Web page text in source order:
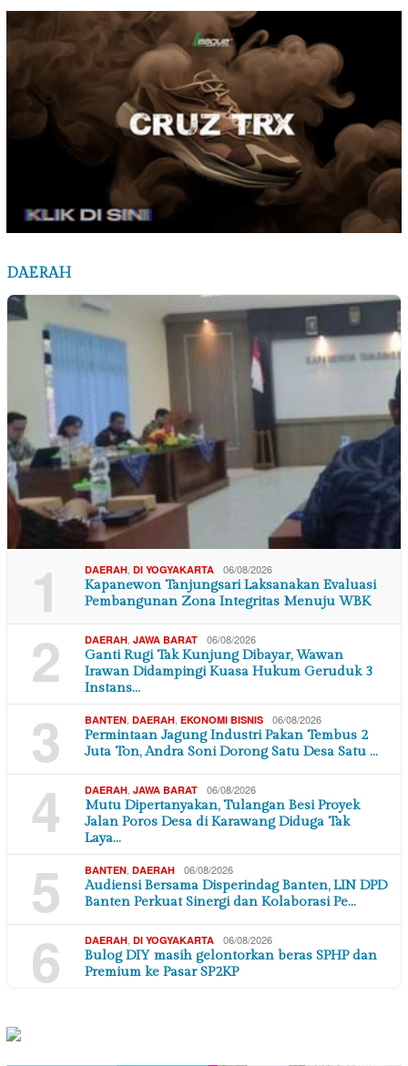
DAERAH
1 DAERAH DI YOGYAKARTA 06/08/2026
Kapanewon Tanjungsari Laksanakan Evaluasi
Pembangunan Zona Integritas Menuju WBK
2 DAERAH JAWA BARAT 06/08/2026
Ganti Rugi Tak Kunjung Dibayar, Wawan
Irawan Didampingi Kuasa Hukum Geruduk 3
Instans…
3 BANTEN DAERAH EKONOMI BISNIS 06/08/2026
Permintaan Jagung Industri Pakan Tembus 2
Juta Ton, Andra Soni Dorong Satu Desa Satu …
4 DAERAH JAWA BARAT 06/08/2026
Mutu Dipertanyakan, Tulangan Besi Proyek
Jalan Poros Desa di Karawang Diduga Tak
Laya…
5 BANTEN DAERAH 06/08/2026
Audiensi Bersama Disperindag Banten, LIN DPD
Banten Perkuat Sinergi dan Kolaborasi Pe…
6 DAERAH DI YOGYAKARTA 06/08/2026
Bulog DIY masih gelontorkan beras SPHP dan
Premium ke Pasar SP2KP